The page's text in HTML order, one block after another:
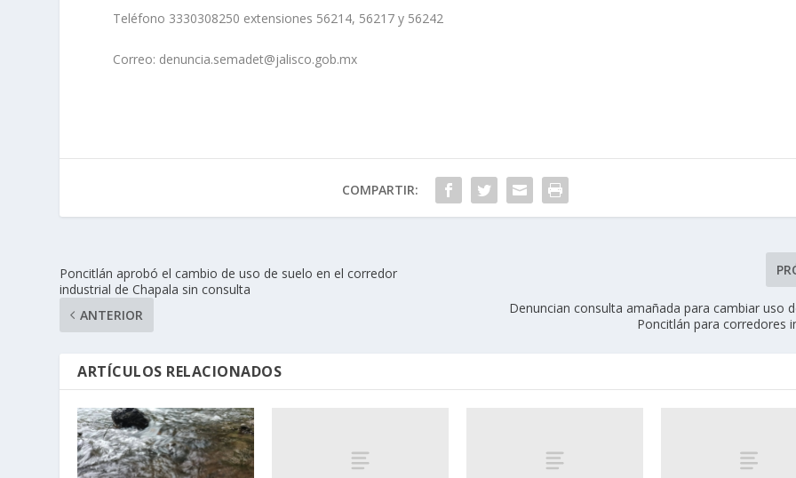
Teléfono 3330308250 extensiones 56214, 56217 y 56242
Correo: denuncia.semadet@jalisco.gob.mx
COMPARTIR:
Poncitlán aprobó el cambio de uso de suelo en el corredor
industrial de Chapala sin consulta
ANTERIOR
Denuncian consulta amañada para cambiar uso
Poncitlán para corredores
ARTÍCULOS RELACIONADOS